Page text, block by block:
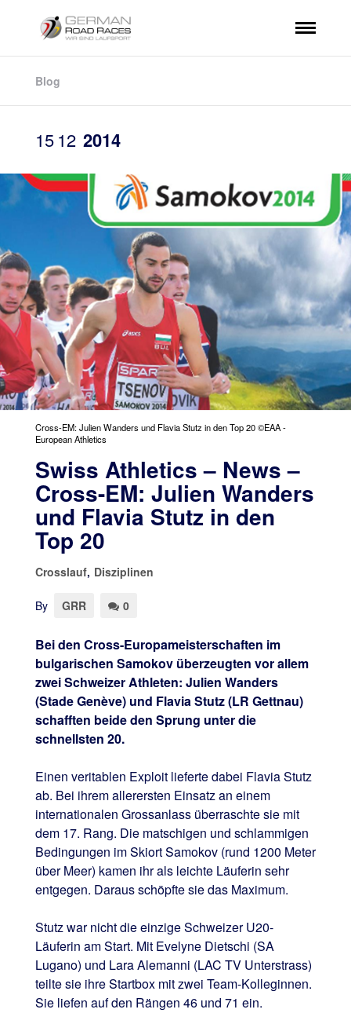
Blog
15 12 2014
Cross-EM: Julien Wanders und Flavia Stutz in den Top 20 ©EAA -
European Athletics
Swiss Athletics – News –
Cross-EM: Julien Wanders
und Flavia Stutz in den
Top 20
Crosslauf, Disziplinen
By GRR 0
Bei den Cross-Europameisterschaften im
bulgarischen Samokov überzeugten vor allem
zwei Schweizer Athleten: Julien Wanders
(Stade Genève) und Flavia Stutz (LR Gettnau)
schafften beide den Sprung unter die
schnellsten 20.
Einen veritablen Exploit lieferte dabei Flavia Stutz
ab. Bei ihrem allerersten Einsatz an einem
internationalen Grossanlass überraschte sie mit
dem 17. Rang. Die matschigen und schlammigen
Bedingungen im Skiort Samokov (rund 1200 Meter
über Meer) kamen ihr als leichte Läuferin sehr
entgegen. Daraus schöpfte sie das Maximum.
Stutz war nicht die einzige Schweizer U20-
Läuferin am Start. Mit Evelyne Dietschi (SA
Lugano) und Lara Alemanni (LAC TV Unterstrass)
teilte sie ihre Startbox mit zwei Team-Kolleginnen.
Sie liefen auf den Rängen 46 und 71 ein.